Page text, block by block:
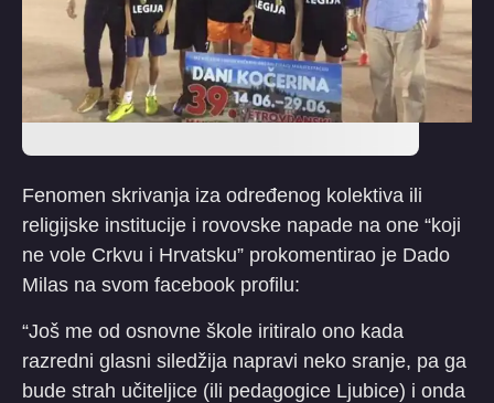
Fenomen skrivanja iza određenog kolektiva ili
religijske institucije i rovovske napade na one “koji
ne vole Crkvu i Hrvatsku” prokomentirao je Dado
Milas na svom facebook profilu:
“Još me od osnovne škole iritiralo ono kada
razredni glasni siledžija napravi neko sranje, pa ga
bude strah učiteljice (ili pedagogice Ljubice) i onda